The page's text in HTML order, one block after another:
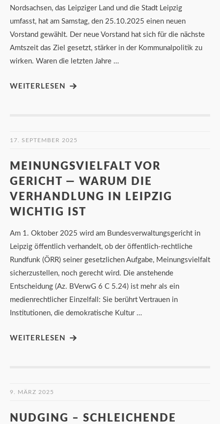
Nordsachsen, das Leipziger Land und die Stadt Leipzig
umfasst, hat am Samstag, den 25.10.2025 einen neuen
Vorstand gewählt. Der neue Vorstand hat sich für die nächste
Amtszeit das Ziel gesetzt, stärker in der Kommunalpolitik zu
wirken. Waren die letzten Jahre …
WEITERLESEN
17. SEPTEMBER 2025
MEINUNGSVIELFALT VOR
GERICHT — WARUM DIE
VERHANDLUNG IN LEIPZIG
WICHTIG IST
Am 1. Oktober 2025 wird am Bundesverwaltungsgericht in
Leipzig öffentlich verhandelt, ob der öffentlich-rechtliche
Rundfunk (ÖRR) seiner gesetzlichen Aufgabe, Meinungsvielfalt
sicherzustellen, noch gerecht wird. Die anstehende
Entscheidung (Az. BVerwG 6 C 5.24) ist mehr als ein
medienrechtlicher Einzelfall: Sie berührt Vertrauen in
Institutionen, die demokratische Kultur …
WEITERLESEN
9. MÄRZ 2025
NUDGING – SCHLEICHENDE